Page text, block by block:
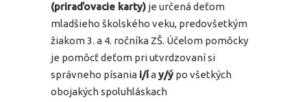
(priraďovacie karty) je určená deťom
mladšieho školského veku, predovšetkým
žiakom 3. a 4. ročníka ZŠ. Účelom pomôcky
je pomôcť deťom pri utvrdzovaní si
správneho písania i/íay/ýpo všetkých
obojakých spoluhláskach